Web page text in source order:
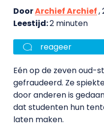
DoorArchief Archief,
Leestijd:2 minuten
reageer
Eén op de zeven oud-
gefraudeerd. Ze
door anderen is
dat studenten hun
laten maken.